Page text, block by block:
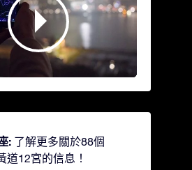
: 了解更多關於88個
道12宮的信息！